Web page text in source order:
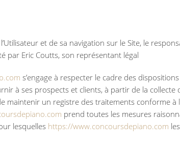
et de sa navigation sur le Site, le
par Eric Coutts, son représentant légal
s’engage à respecter le cadre des
à ses prospects et clients, à partir de la collecte
un registre des traitements conforme à
prend toutes les mesures
lesquelles https://www.concoursdepiano.com